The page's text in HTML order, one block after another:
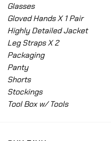
Glasses
Gloved Hands X 1 Pair
Highly Detailed Jacket
Leg Straps X 2
Packaging
Panty
Shorts
Stockings
Tool Box w/ Tools